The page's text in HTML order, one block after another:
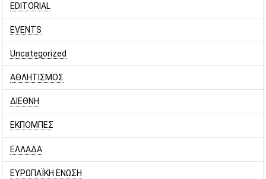
EDITORIAL
EVENTS
Uncategorized
ΑΘΛΗΤΙΣΜΟΣ
ΔΙΕΘΝΗ
ΕΚΠΟΜΠΕΣ
ΕΛΛΑΔΑ
ΕΥΡΩΠΑΪΚΗ ΕΝΩΣΗ